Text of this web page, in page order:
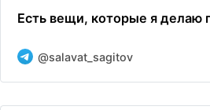
Есть вещи, которые я делаю
@salavat_sagitov